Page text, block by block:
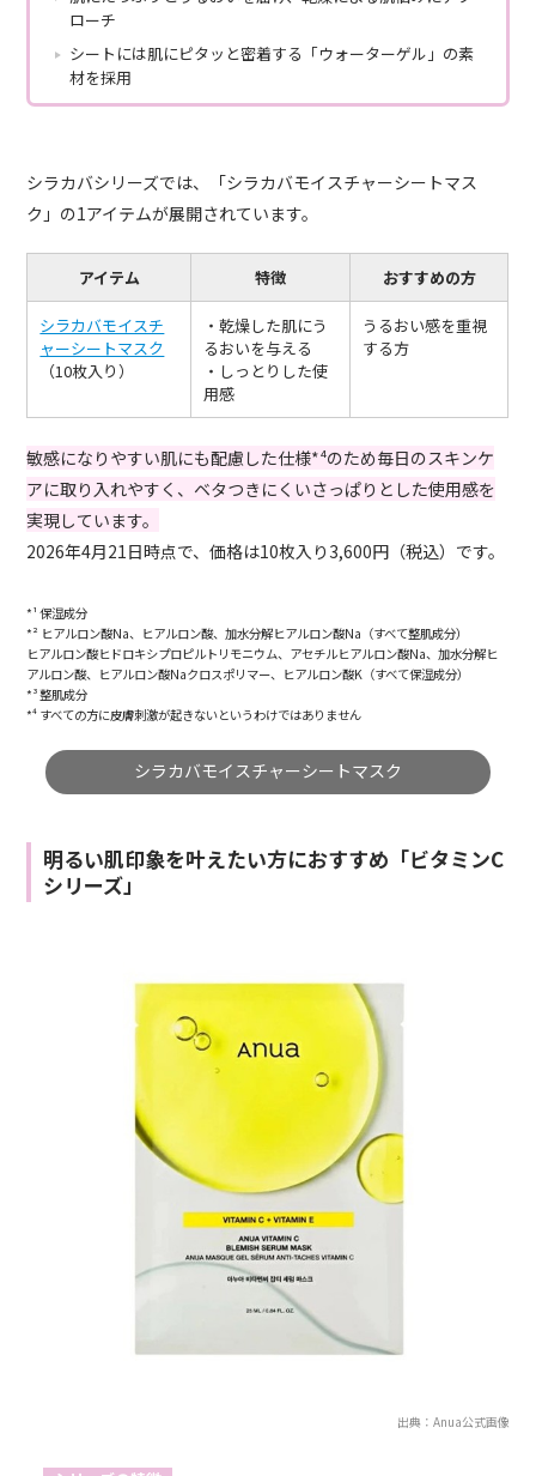
ローチ
シートには肌にピタッと密着する「ウォーターゲル」の素
材を採用
シラカバシリーズでは、「シラカバモイスチャーシートマス
ク」の1アイテムが展開されています。
アイテム 特徴 おすすめの方
シラカバモイスチ
ャーシートマスク
（10枚入り）
・乾燥した肌にう
るおいを与える
・しっとりした使
用感
うるおい感を重視
する方
敏感になりやすい肌にも配慮した仕様*⁴のため毎日のスキンケ
アに取り入れやすく、ベタつきにくいさっぱりとした使用感を
実現しています。
2026年4月21日時点で、価格は10枚入り3,600円（税込）です。
*¹ 保湿成分
*² ヒアルロン酸Na、ヒアルロン酸、加水分解ヒアルロン酸Na（すべて整肌成分）
ヒアルロン酸ヒドロキシプロピルトリモニウム、アセチルヒアルロン酸Na、加水分解ヒ
アルロン酸、ヒアルロン酸Naクロスポリマー、ヒアルロン酸K（すべて保湿成分）
*³ 整肌成分
*⁴ すべての方に皮膚刺激が起きないというわけではありません
シラカバモイスチャーシートマスク
明るい肌印象を叶えたい方におすすめ「ビタミンC
シリーズ」
出典：Anua公式画像